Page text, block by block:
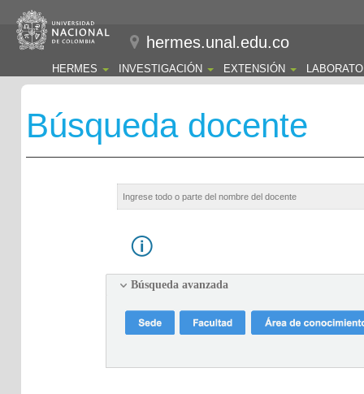
hermes.unal.edu.co
HERMES INVESTIGACIÓN EXTENSIÓN
Búsqueda docente
Búsqueda avanzada